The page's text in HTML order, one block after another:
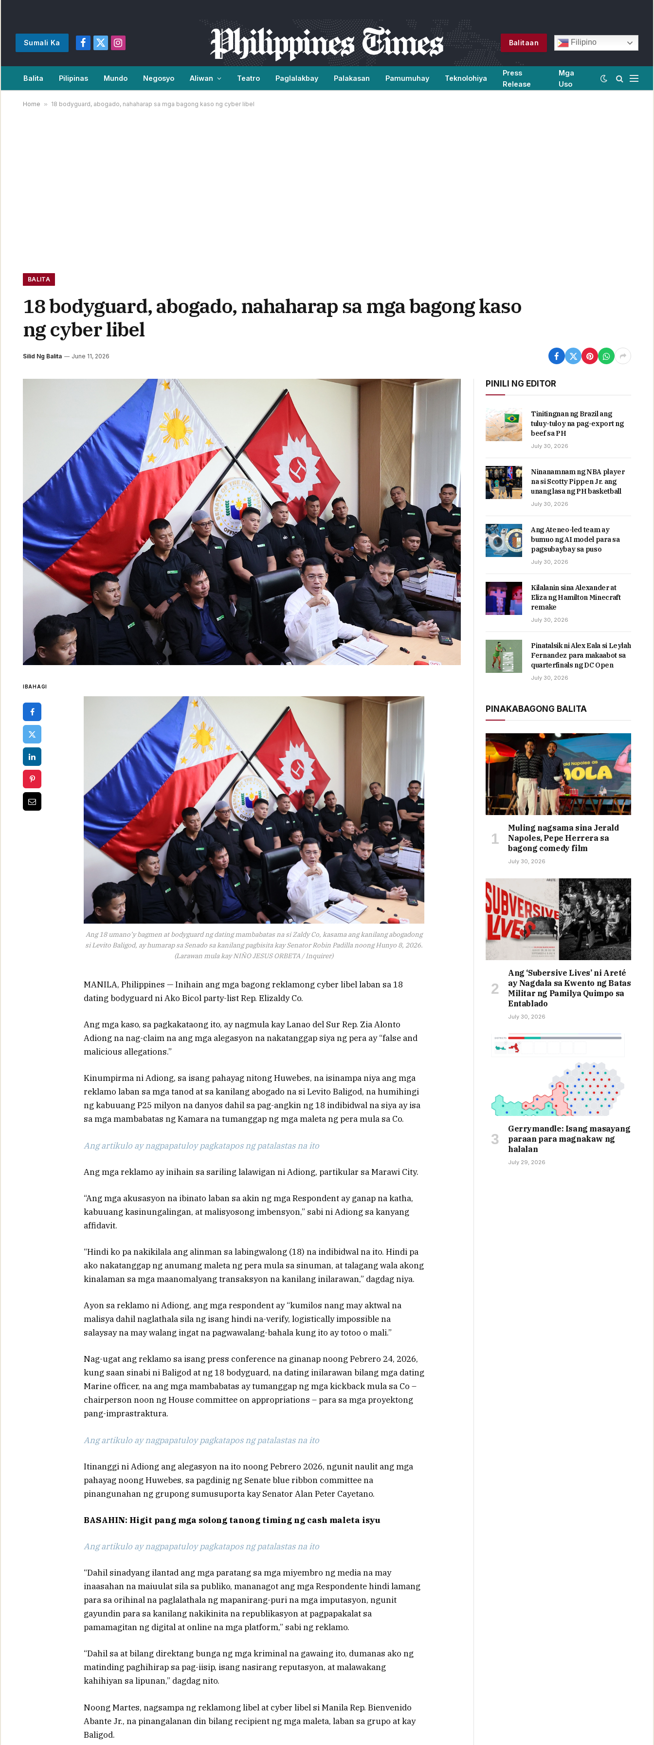
Sumali Ka
Facebook
X
Instagram
Balitaan Filipino
Balita Pilipinas Mundo Negosyo Aliwan Teatro Paglalakbay Palakasan Pamumuhay Teknolohiya
Press
Release
Mga
Uso
Home » 18 bodyguard, abogado, nahaharap sa mga bagong kaso ng cyber libel
BALITA
18 bodyguard, abogado, nahaharap sa mga bagong kaso
ng cyber libel
Silid Ng Balita June 11, 2026
IBAHAGI
Ang 18 umano’y bagmen at bodyguard ng dating mambabatas na si Zaldy Co, kasama ang kanilang abogadong
si Levito Baligod, ay humarap sa Senado sa kanilang pagbisita kay Senator Robin Padilla noong Hunyo 8, 2026.
(Larawan mula kay NIÑO JESUS ​​ORBETA / Inquirer)
MANILA, Philippines — Inihain ang mga bagong reklamong cyber libel laban sa 18
dating bodyguard ni Ako Bicol party-list Rep. Elizaldy Co.
Ang mga kaso, sa pagkakataong ito, ay nagmula kay Lanao del Sur Rep. Zia Alonto
Adiong na nag-claim na ang mga alegasyon na nakatanggap siya ng pera ay “false and
malicious allegations.”
Kinumpirma ni Adiong, sa isang pahayag nitong Huwebes, na isinampa niya ang mga
reklamo laban sa mga tanod at sa kanilang abogado na si Levito Baligod, na humihingi
ng kabuuang P25 milyon na danyos dahil sa pag-angkin ng 18 indibidwal na siya ay isa
sa mga mambabatas ng Kamara na tumanggap ng mga maleta ng pera mula sa Co.
Ang artikulo ay nagpapatuloy pagkatapos ng patalastas na ito
Ang mga reklamo ay inihain sa sariling lalawigan ni Adiong, partikular sa Marawi City.
“Ang mga akusasyon na ibinato laban sa akin ng mga Respondent ay ganap na katha,
kabuuang kasinungalingan, at malisyosong imbensyon,” sabi ni Adiong sa kanyang
affidavit.
“Hindi ko pa nakikilala ang alinman sa labingwalong (18) na indibidwal na ito. Hindi pa
ako nakatanggap ng anumang maleta ng pera mula sa sinuman, at talagang wala akong
kinalaman sa mga maanomalyang transaksyon na kanilang inilarawan,” dagdag niya.
Ayon sa reklamo ni Adiong, ang mga respondent ay “kumilos nang may aktwal na
malisya dahil naglathala sila ng isang hindi na-verify, logistically impossible na
salaysay na may walang ingat na pagwawalang-bahala kung ito ay totoo o mali.”
Nag-ugat ang reklamo sa isang press conference na ginanap noong Pebrero 24, 2026,
kung saan sinabi ni Baligod at ng 18 bodyguard, na dating inilarawan bilang mga dating
Marine officer, na ang mga mambabatas ay tumanggap ng mga kickback mula sa Co –
chairperson noon ng House committee on appropriations – para sa mga proyektong
pang-imprastraktura.
Ang artikulo ay nagpapatuloy pagkatapos ng patalastas na ito
Itinanggi ni Adiong ang alegasyon na ito noong Pebrero 2026, ngunit naulit ang mga
pahayag noong Huwebes, sa pagdinig ng Senate blue ribbon committee na
pinangunahan ng grupong sumusuporta kay Senator Alan Peter Cayetano.
BASAHIN: Higit pang mga solong tanong timing ng cash maleta isyu
Ang artikulo ay nagpapatuloy pagkatapos ng patalastas na ito
“Dahil sinadyang ilantad ang mga paratang sa mga miyembro ng media na may
inaasahan na maiuulat sila sa publiko, mananagot ang mga Respondente hindi lamang
para sa orihinal na paglalathala ng mapanirang-puri na mga imputasyon, ngunit
gayundin para sa kanilang nakikinita na republikasyon at pagpapakalat sa
pamamagitan ng digital at online na mga platform,” sabi ng reklamo.
“Dahil sa at bilang direktang bunga ng mga kriminal na gawaing ito, dumanas ako ng
matinding paghihirap sa pag-iisip, isang nasirang reputasyon, at malawakang
kahihiyan sa lipunan,” dagdag nito.
Noong Martes, nagsampa ng reklamong libel at cyber libel si Manila Rep. Bienvenido
Abante Jr., na pinangalanan din bilang recipient ng mga maleta, laban sa grupo at kay
Baligod.
PINILI NG EDITOR
Tinitingnan ng Brazil ang
tuluy-tuloy na pag-export ng
beef sa PH
July 30, 2026
Ninanamnam ng NBA player
na si Scotty Pippen Jr. ang
unang lasa ng PH basketball
July 30, 2026
Ang Ateneo-led team ay
bumuo ng AI model para sa
pagsubaybay sa puso
July 30, 2026
Kilalanin sina Alexander at
Eliza ng Hamilton Minecraft
remake
July 30, 2026
Pinatalsik ni Alex Eala si Leylah
Fernandez para makaabot sa
quarterfinals ng DC Open
July 30, 2026
PINAKABAGONG BALITA
Muling nagsama sina Jerald
Napoles, Pepe Herrera sa
bagong comedy film
July 30, 2026
Ang ‘Subersive Lives’ ni Areté
ay Nagdala sa Kwento ng Batas
Militar ng Pamilya Quimpo sa
Entablado
July 30, 2026
Gerrymandle: Isang masayang
paraan para magnakaw ng
halalan
July 29, 2026